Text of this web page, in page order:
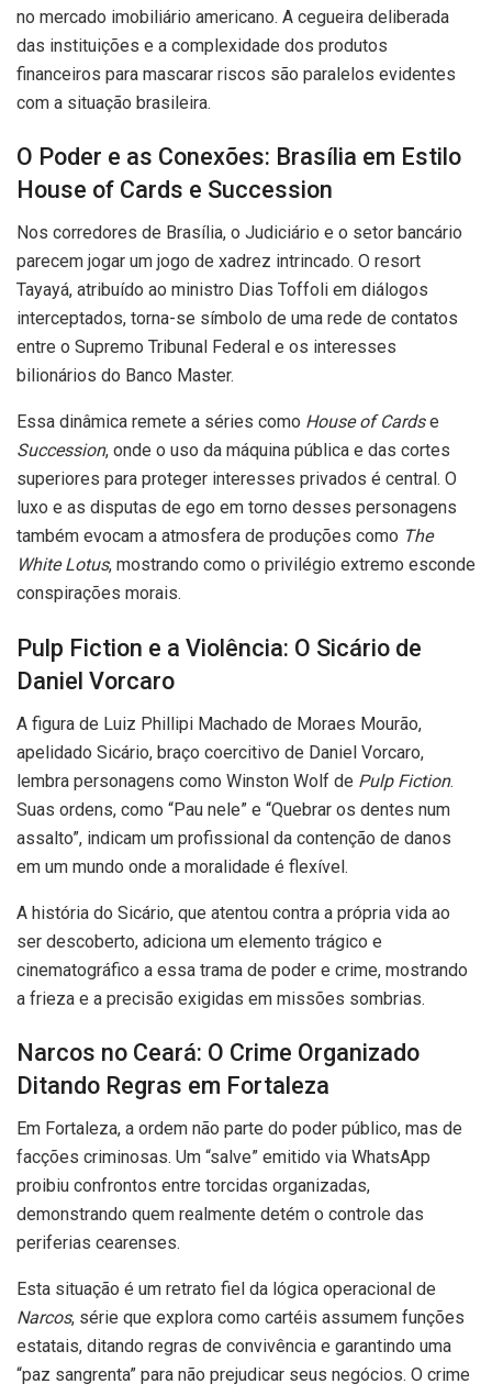
no mercado imobiliário americano. A cegueira deliberada
das instituições e a complexidade dos produtos
financeiros para mascarar riscos são paralelos evidentes
com a situação brasileira.
O Poder e as Conexões: Brasília em Estilo
House of Cards e Succession
Nos corredores de Brasília, o Judiciário e o setor bancário
parecem jogar um jogo de xadrez intrincado. O resort
Tayayá, atribuído ao ministro Dias Toffoli em diálogos
interceptados, torna-se símbolo de uma rede de contatos
entre o Supremo Tribunal Federal e os interesses
bilionários do Banco Master.
Essa dinâmica remete a séries como House of Cardse
Succession, onde o uso da máquina pública e das cortes
superiores para proteger interesses privados é central. O
luxo e as disputas de ego em torno desses personagens
também evocam a atmosfera de produções como The
White Lotus, mostrando como o privilégio extremo esconde
conspirações morais.
Pulp Fiction e a Violência: O Sicário de
Daniel Vorcaro
A figura de Luiz Phillipi Machado de Moraes Mourão,
apelidado Sicário, braço coercitivo de Daniel Vorcaro,
lembra personagens como Winston Wolf de Pulp Fiction.
Suas ordens, como “Pau nele” e “Quebrar os dentes num
assalto”, indicam um profissional da contenção de danos
em um mundo onde a moralidade é flexível.
A história do Sicário, que atentou contra a própria vida ao
ser descoberto, adiciona um elemento trágico e
cinematográfico a essa trama de poder e crime, mostrando
a frieza e a precisão exigidas em missões sombrias.
Narcos no Ceará: O Crime Organizado
Ditando Regras em Fortaleza
Em Fortaleza, a ordem não parte do poder público, mas de
facções criminosas. Um “salve” emitido via WhatsApp
proibiu confrontos entre torcidas organizadas,
demonstrando quem realmente detém o controle das
periferias cearenses.
Esta situação é um retrato fiel da lógica operacional de
Narcos, série que explora como cartéis assumem funções
estatais, ditando regras de convivência e garantindo uma
“paz sangrenta” para não prejudicar seus negócios. O crime